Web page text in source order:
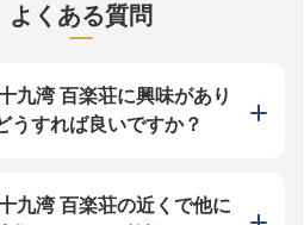
食調理スタッフは、北陸の四季折々
の海の幸・山の幸を活かした会席・
宴会料理を、ご宿泊のお客様にご提
メニューの考案、仕入れ・コスト管
理、そして料理長候補までステップ
アップ可能。経験豊富な方は副料理
長・料理長候補としてのご相談も可
広く事業を展開している「リブマッ
クスグループ」。安定基盤をもつ当
体制
担）！
よくある質問
九湾 百楽荘に興味があり
うすれば良いですか？
九湾 百楽荘の近くで他に